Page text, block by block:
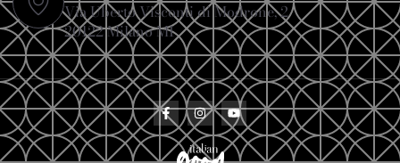
Via Uberto Visconti di Modrone, 2
20122 Milano MI